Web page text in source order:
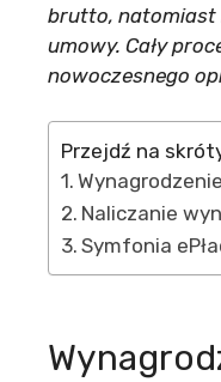
brutto, natomiast
umowy. Cały
nowoczesnego
Przejdź na
Naliczanie
Symfonia